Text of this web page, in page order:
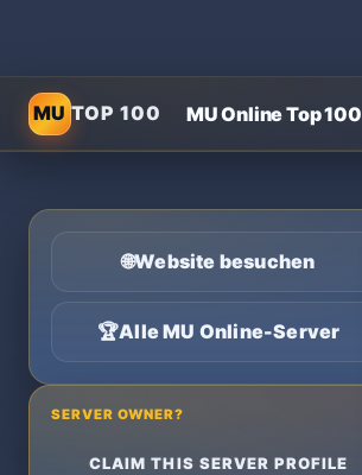
MUTOP 100 MU Online Top 100
🌐Website besuchen
🏆Alle MU Online-Server
SERVER OWNER?
CLAIM THIS SERVER PROFILE